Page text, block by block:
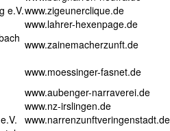
e.V.www.zigeunerclique.de
www.lahrer-hexenpage.de
www.zainemacherzunft.de
www.moessinger-fasnet.de
www.aubenger-narraverei.de
www.nz-irslingen.de
www.narrenzunftveringenstadt.de